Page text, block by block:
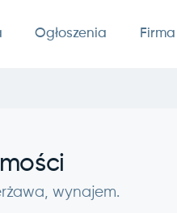
Ogłoszenia Firma
wynajem.